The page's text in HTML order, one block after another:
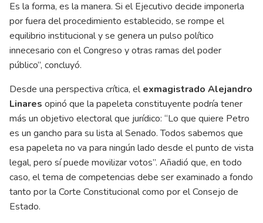
Es la forma, es la manera. Si el Ejecutivo decide imponerla
por fuera del procedimiento establecido, se rompe el
equilibrio institucional y se genera un pulso político
innecesario con el Congreso y otras ramas del poder
público”, concluyó.
Desde una perspectiva crítica, elexmagistrado Alejandro
Linares opinó que la papeleta constituyente podría tener
más un objetivo electoral que jurídico: “Lo que quiere Petro
es un gancho para su lista al Senado. Todos sabemos que
esa papeleta no va para ningún lado desde el punto de vista
legal, pero sí puede movilizar votos”. Añadió que, en todo
caso, el tema de competencias debe ser examinado a fondo
tanto por la Corte Constitucional como por el Consejo de
Estado.